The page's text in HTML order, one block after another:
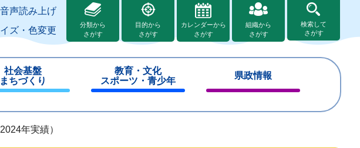
音声読み上げ
ズ・色変更
分類から
さがす
目的から
さがす
カレンダーから
さがす
組織から
さがす
検索して
さがす
社会基盤
まちづくり
教育・文化
スポーツ・青少年
じ
県政情報
じ
年実績）